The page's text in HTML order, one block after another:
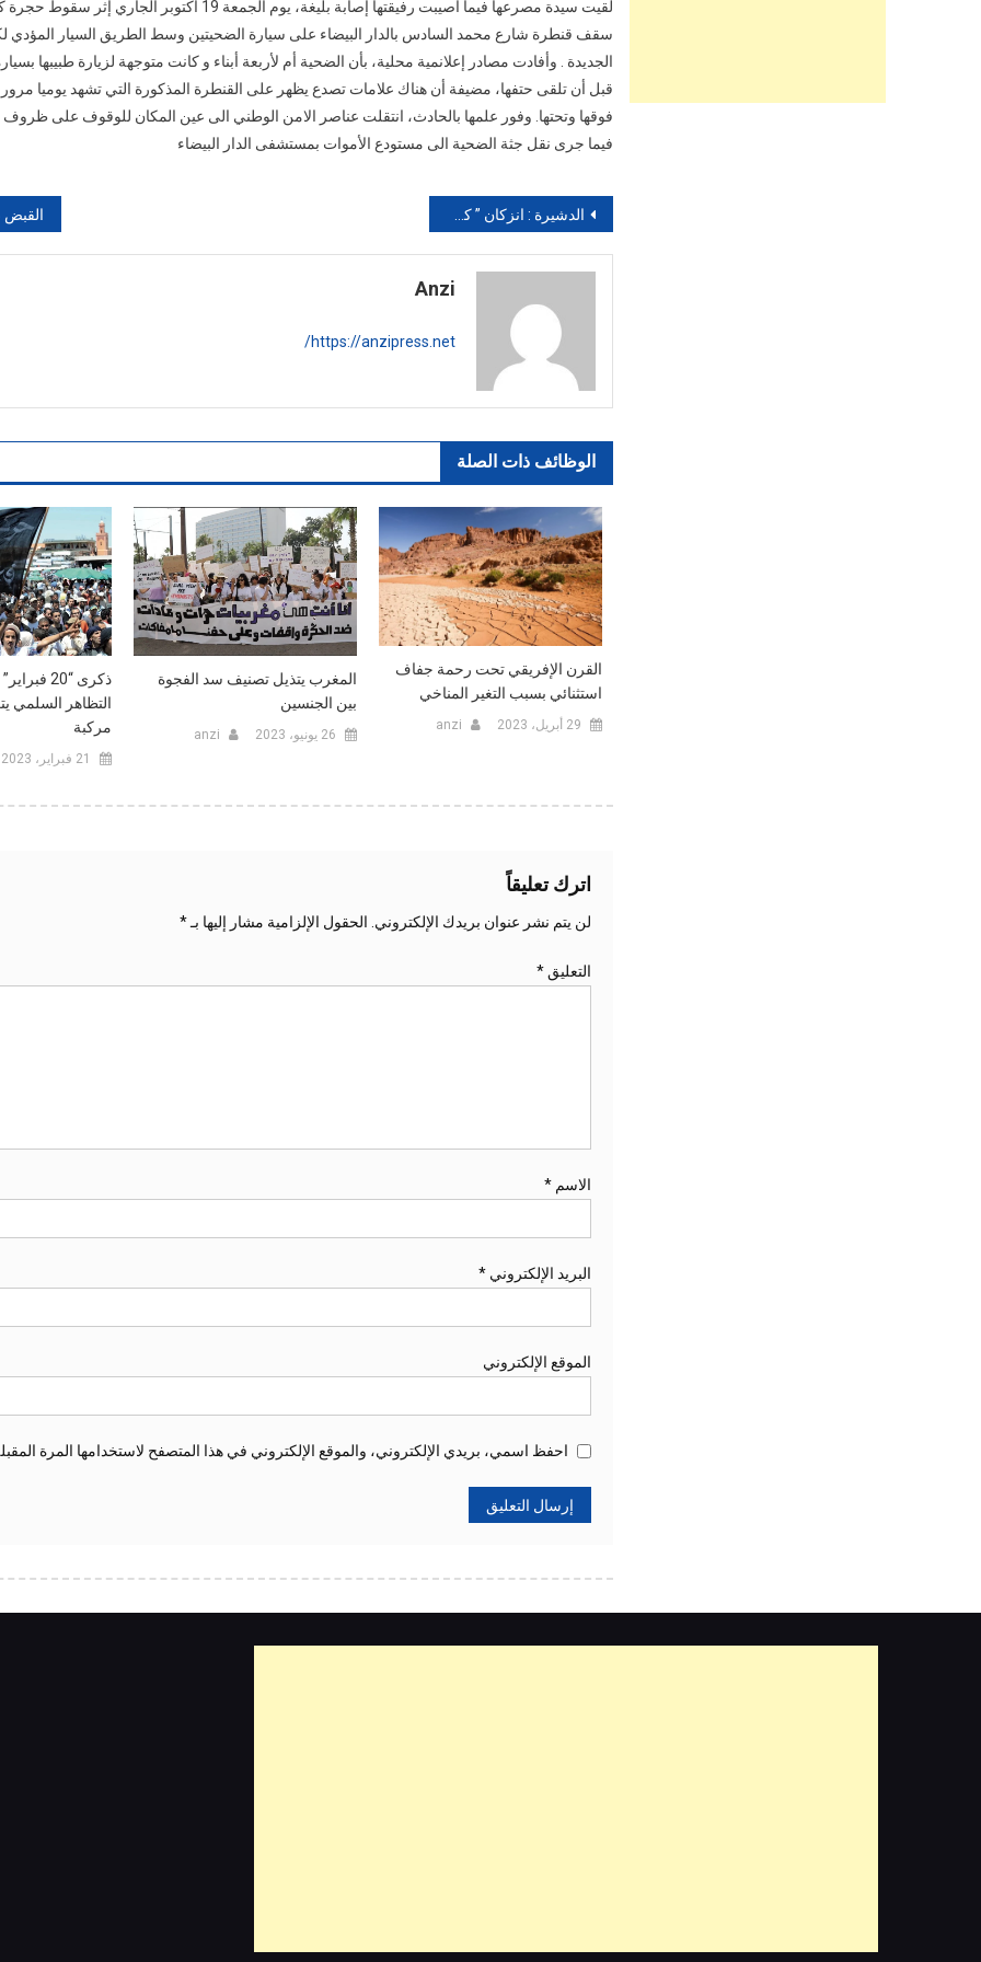
البيضاء””سقوط
حجرة
من
سقف
قنطرة
يخلف
لقيت سيدة مصرعها فيما أصيبت رفيقتها إصابة بليغة، يوم الجمعة 19 أكتوبر
سقف قنطرة شارع محمد السادس بالدار البيضاء على سيارة الضحيتين وسط الطريق السيار المؤدي
الجديدة . وأفادت مصادر إعلانمية محلية، بأن الضحية أم لأربعة أبناء و كانت متوجهة لزيارة طبيبها
قبل أن تلقى حتفها، مضيفة أن هناك علامات تصدع يظهر على القنطرة المذكورة التي تشهد يوميا
فوقها وتحتها. وفور علمها بالحادث، انتقلت عناصر الامن الوطني الى عين المكان للوقوف على ظروف
فيما جرى نقل جثة الضحية الى مستودع الأموات بمستشفى الدار البيضاء
تصفّح
المقالات
الدشيرة : انزكان ” كرنفال بيلماون بودومان ” .. يوم الأحد ، 21 اكتوبر
Anzi
https://anzipress.net/
الوظائف ذات الصلة
القرن الإفريقي تحت رحمة جفاف
استثنائي بسبب التغير المناخي
29 أبريل، 2023 anzi
المغرب يتذيل تصنيف سد الفجوة
بين الجنسين
26 يونيو، 2023 anzi
ذكرى “20
التظاهر السلمي
مركبة
21 فبراير، 2023
اترك تعليقاً
لن يتم نشر عنوان بريدك الإلكتروني. الحقول الإلزامية مشار إليها بـ*
التعليق *
الاسم *
البريد الإلكتروني *
الموقع الإلكتروني
احفظ اسمي، بريدي الإلكتروني، والموقع الإلكتروني في هذا المتصفح لاستخدامها المرة